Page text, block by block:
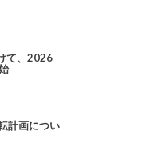
て、2026
計画につい